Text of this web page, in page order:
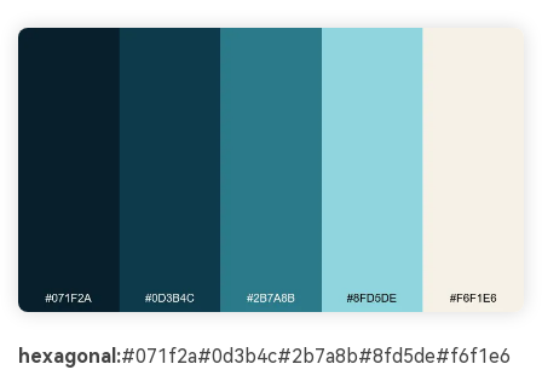
hexagonal:#071f2a#0d3b4c#2b7a8b#8fd5de#f6f1e6